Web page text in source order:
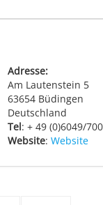
Adresse:
Am Lautenstein 5
63654 Büdingen
Deutschland
Tel: + 49 (0)6049/
Website: Website